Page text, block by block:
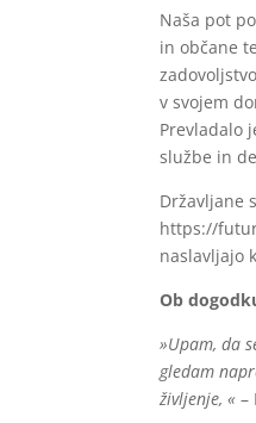
Naša pot
in občane
v svojem
Prevladalo
službe in
Državljane
https://
naslavljajo
Ob
»Upam, da
gledam
življenje, «–